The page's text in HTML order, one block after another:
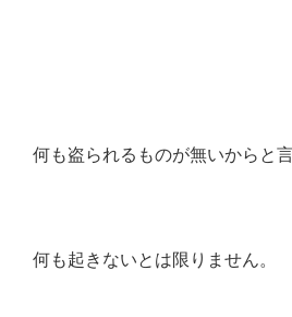
何も盗られるものが無いからと
何も起きないとは限りません。